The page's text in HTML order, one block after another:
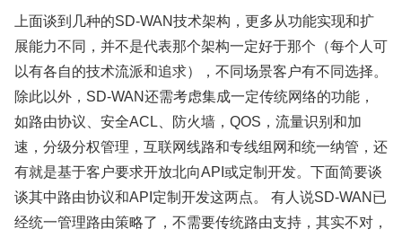
上面谈到几种的SD-WAN技术架构，更多从功能实现和扩
展能力不同，并不是代表那个架构一定好于那个（每个人可
以有各自的技术流派和追求），不同场景客户有不同选择。
除此以外，SD-WAN还需考虑集成一定传统网络的功能，
如路由协议、安全ACL、防火墙，QOS，流量识别和加
速，分级分权管理，互联网线路和专线组网和统一纳管，还
有就是基于客户要求开放北向API或定制开发。下面简要谈
谈其中路由协议和API定制开发这两点。 有人说SD-WAN已
经统一管理路由策略了，不需要传统路由支持，其实不对，